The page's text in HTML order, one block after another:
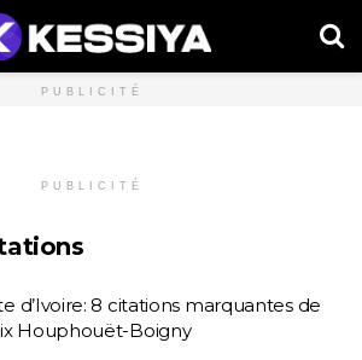
PUBLICITÉ
PUBLICITÉ
d’Ivoire: 8 citations marquantes de
Houphouët-Boigny